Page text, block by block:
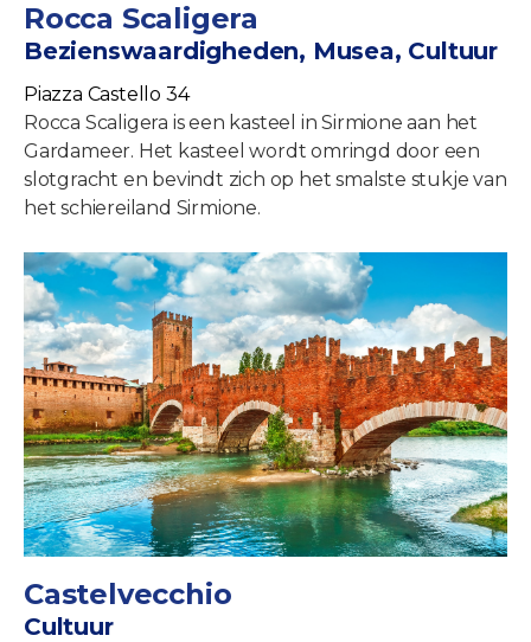
Rocca Scaligera
Bezienswaardigheden, Musea, Cultuur
Piazza Castello 34
Rocca Scaligera is een kasteel in Sirmione aan het
Gardameer. Het kasteel wordt omringd door een
slotgracht en bevindt zich op het smalste stukje van
het schiereiland Sirmione.
Castelvecchio
Cultuur